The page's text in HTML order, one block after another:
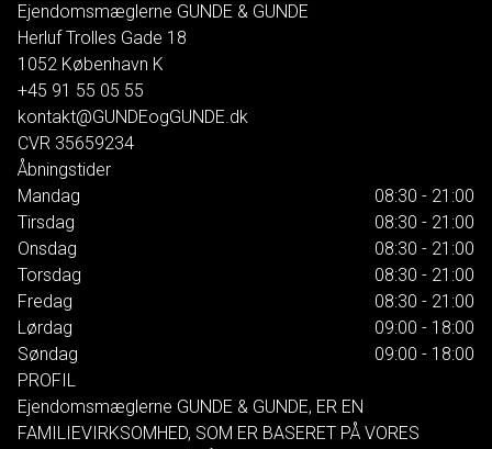
Ejendomsmæglerne GUNDE & GUNDE
Herluf Trolles Gade 18
1052 København K
+45 91 55 05 55
kontakt@GUNDEogGUNDE.dk
CVR 35659234
Åbningstider
Mandag
08:30 - 21:00
Tirsdag
08:30 - 21:00
Onsdag
08:30 - 21:00
Torsdag
08:30 - 21:00
Fredag
08:30 - 21:00
Lørdag
09:00 - 18:00
Søndag
09:00 - 18:00
PROFIL
Ejendomsmæglerne GUNDE & GUNDE, ER EN
FAMILIEVIRKSOMHED, SOM ER BASERET PÅ VORES